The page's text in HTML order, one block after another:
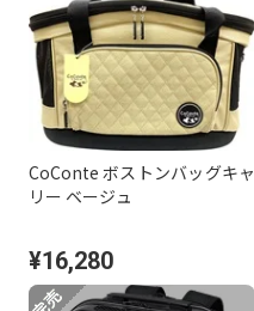
CoConte ボストンバッグキャ
リー ベージュ
¥16,280